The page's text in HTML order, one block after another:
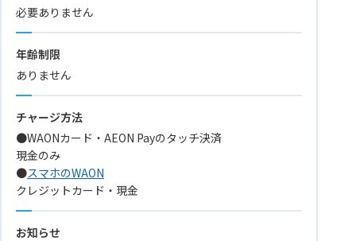
必要ありません
年齢制限
ありません
チャージ方法
●WAONカード・AEON Payのタッチ決済
現金のみ
●スマホのWAON
クレジットカード・現金
お知らせ